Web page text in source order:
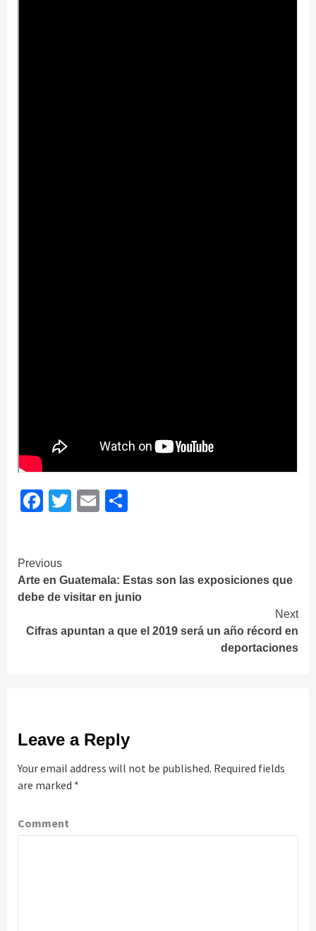
Facebook
Twitter
Email
Continue
Reading
Previous
Arte en Guatemala: Estas son las exposiciones que
debe de visitar en junio
Next
Cifras apuntan a que el 2019 será un año récord en
deportaciones
Leave a Reply
Your email address will not be published. Required fields
are marked *
Comment